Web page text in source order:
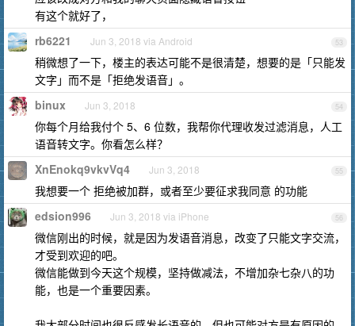
有这个就好了，
53
rb6221 Jun 3, 2018 via Android
稍微想了一下，楼主的表达可能不是很清楚，想要的是「只能发
文字」而不是「拒绝发语音」。
54
binux Jun 3, 2018
你每个月给我付个 5、6 位数，我帮你代理收发过滤消息，人工
语音转文字。你看怎么样？
55
XnEnokq9vkvVq4 Jun 3, 2018
我想要一个 拒绝被加群，或者至少要征求我同意 的功能
56
edsion996 Jun 3, 2018 via iPhone
微信刚出的时候，就是因为发语音消息，改变了只能文字交流，
才受到欢迎的吧。
微信能做到今天这个规模，坚持做减法，不增加杂七杂八的功
能，也是一个重要因素。